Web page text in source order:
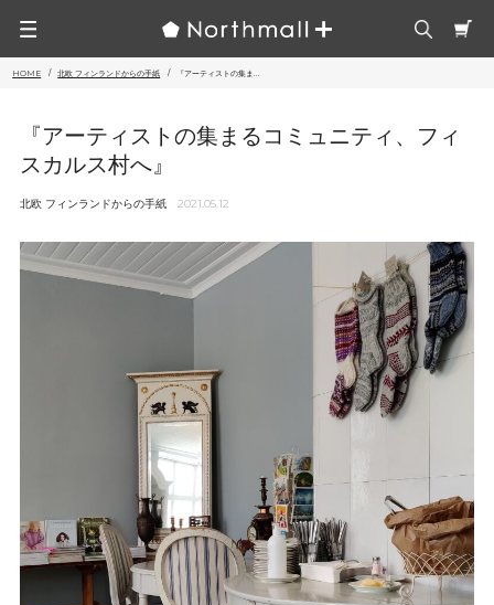
HOME 北欧 フィンランドからの手紙 『アーティストの集ま...
『アーティストの集まるコミュニティ、フィ
スカルス村へ』
北欧 フィンランドからの手紙 2021.05.12